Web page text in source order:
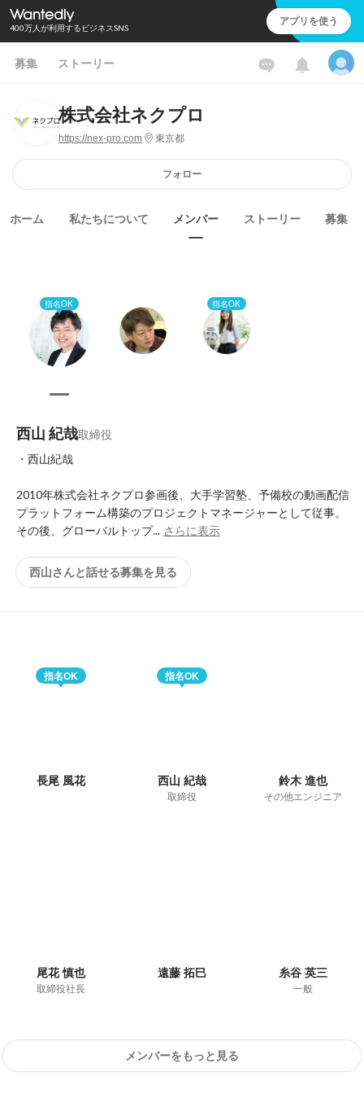
400万人が利用するビジネスSNS アプリを使う
募集 ストーリー
株式会社ネクプロ
https://nex-pro.com 東京都
フォロー
ホーム 私たちについて メンバー ストーリー 募集
指名OK 指名OK
西山 紀哉取締役
・西山紀哉
2010年株式会社ネクプロ参画後、大手学習塾、予備校の動画配信
プラットフォーム構築のプロジェクトマネージャーとして従事。
その後、グローバルトップ... さらに表示
西山さんと話せる募集を見る
指名OK
長尾 風花
指名OK
西山 紀哉
取締役
鈴木 進也
その他エンジニア
尾花 慎也
取締役社長
遠藤 拓巳 糸谷 英三
一般
メンバーをもっと見る